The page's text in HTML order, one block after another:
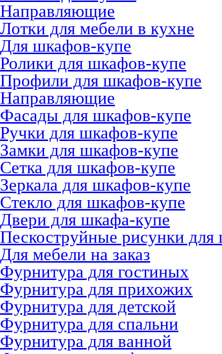
Направляющие
Лотки для мебели в кухне
Для шкафов-купе
Ролики для шкафов-купе
Профили для шкафов-купе
Направляющие
Фасады для шкафов-купе
Ручки для шкафов-купе
Замки для шкафов-купе
Сетка для шкафов-купе
Зеркала для шкафов-купе
Стекло для шкафов-купе
Двери для шкафа-купе
Пескоструйные рисунки
Для мебели на заказ
Фурнитура для гостиных
Фурнитура для прихожих
Фурнитура для детской
Фурнитура для спальни
Фурнитура для ванной